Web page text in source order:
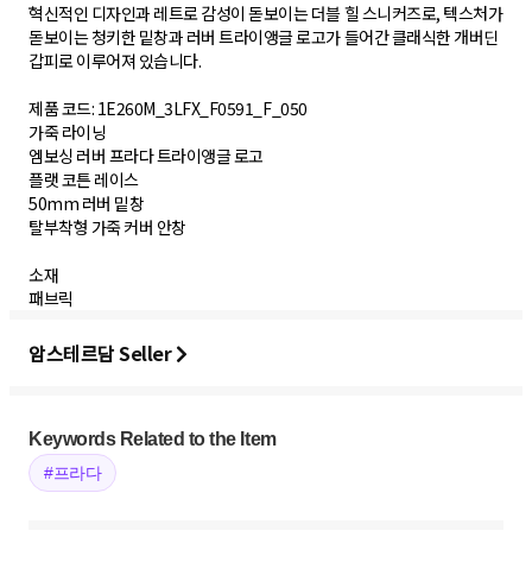
혁신적인 디자인과 레트로 감성이 돋보이는 더블 힐 스니커즈로, 텍스처가
돋보이는 청키한 밑창과 러버 트라이앵글 로고가 들어간 클래식한 개버딘
갑피로 이루어져 있습니다.
제품 코드: 1E260M_3LFX_F0591_F_050
가죽 라이닝
엠보싱 러버 프라다 트라이앵글 로고
플랫 코튼 레이스
50mm 러버 밑창
탈부착형 가죽 커버 안창
소재
패브릭
암스테르담 Seller
Keywords Related to the Item
#프라다